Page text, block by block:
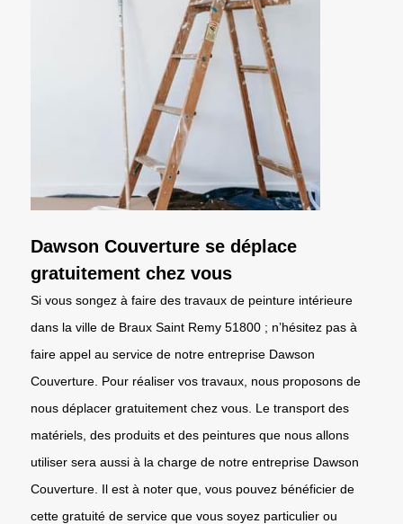
Dawson Couverture se déplace
gratuitement chez vous
Si vous songez à faire des travaux de peinture intérieure
dans la ville de Braux Saint Remy 51800 ; n’hésitez pas à
faire appel au service de notre entreprise Dawson
Couverture. Pour réaliser vos travaux, nous proposons de
nous déplacer gratuitement chez vous. Le transport des
matériels, des produits et des peintures que nous allons
utiliser sera aussi à la charge de notre entreprise Dawson
Couverture. Il est à noter que, vous pouvez bénéficier de
cette gratuité de service que vous soyez particulier ou